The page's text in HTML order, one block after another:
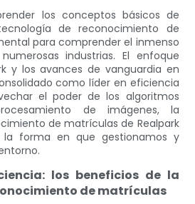
los conceptos básicos de
de reconocimiento de
para comprender el inmenso
industrias. El enfoque
y los avances de vanguardia en
como líder en eficiencia
el poder de los algoritmos
de imágenes, la
de matrículas de Realpark
la forma en que gestionamos y
los beneficios de la
de matrículas